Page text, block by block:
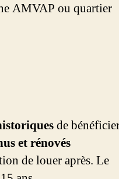
AMVAP ou quartier
de
et rénovés
de louer après. Le